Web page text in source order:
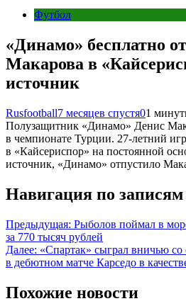
Футбол
«Динамо» бесплатно
Макарова в
источник
Rusfootball7 месяцев спустя01
Полузащитник «Динамо» Денис
в чемпионате Турции. 27-летний
в «Кайсериспор» на постоянной
источник, «Динамо» отпустило
Навигация по записям
Предыдущая: Рыболов поймал в
за 770 тысяч рублей
Далее: «Спартак» сыграл вничью со
в дебютном матче Карседо в
Похожие новости